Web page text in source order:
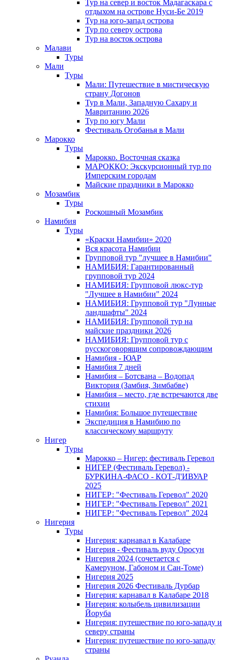
Тур на север и восток Мадагаскара с
отдыхом на острове Нуси-Бе 2019
Тур на юго-запад острова
Тур по северу острова
Тур на восток острова
Малави
Туры
Мали
Туры
Мали: Путешествие в мистическую
страну Догонов
Тур в Мали, Западную Сахару и
Мавританию 2026
Тур по югу Мали
Фестиваль Огобанья в Мали
Марокко
Туры
Марокко. Восточная сказка
МАРОККО: Экскурсионный тур по
Имперским городам
Майские праздники в Марокко
Мозамбик
Туры
Роскошный Мозамбик
Намибия
Туры
«Краски Намибии» 2020
Вся красота Намибии
Групповой тур "лучшее в Намибии"
НАМИБИЯ: Гарантированный
групповой тур 2024
НАМИБИЯ: Групповой люкс-тур
"Лучшее в Намибии" 2024
НАМИБИЯ: Групповой тур "Лунные
ландшафты" 2024
НАМИБИЯ: Групповой тур на
майские праздники 2026
НАМИБИЯ: Групповой тур с
русскоговорящим сопровождающим
Намибия - ЮАР
Намибия 7 дней
Намибия – Ботсвана – Водопад
Виктория (Замбия, Зимбабве)
Намибия – место, где встречаются две
стихии
Намибия: Большое путешествие
Экспедиция в Намибию по
классическому маршруту
Нигер
Туры
Марокко – Нигер: фестиваль Геревол
НИГЕР (Фестиваль Геревол) -
БУРКИНА-ФАСО - КОТ-Д'ИВУАР
2025
НИГЕР: "Фестиваль Геревол" 2020
НИГЕР: "Фестиваль Геревол" 2021
НИГЕР: "Фестиваль Геревол" 2024
Нигерия
Туры
Нигерия: карнавал в Калабаре
Нигерия - Фестиваль вуду Оросун
Нигерия 2024 (сочетается с
Камеруном, Габоном и Сан-Томе)
Нигерия 2025
Нигерия 2026 Фестиваль Дурбар
Нигерия: карнавал в Калабаре 2018
Нигерия: колыбель цивилизации
Йоруба
Нигерия: путешествие по юго-западу и
северу страны
Нигерия: путешествие по юго-западу
страны